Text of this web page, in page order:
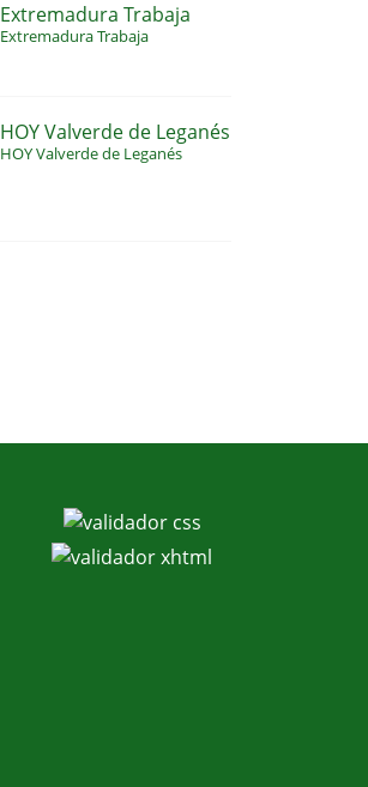
Extremadura Trabaja
Extremadura Trabaja
HOY Valverde de Leganés
HOY Valverde de Leganés